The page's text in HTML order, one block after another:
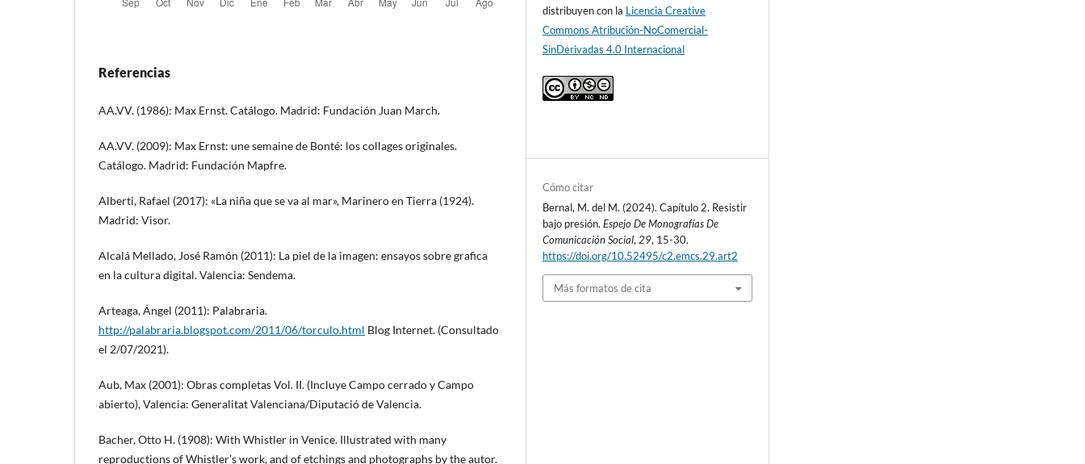
Referencias
AA.VV. (1986): Max Ernst. Catálogo. Madrid: Fundación Juan March.
AA.VV. (2009): Max Ernst: une semaine de Bonté: los collages originales.
Catálogo. Madrid: Fundación Mapfre.
Alberti, Rafael (2017): «La niña que se va al mar», Marinero en Tierra (1924).
Madrid: Visor.
Alcalá Mellado, José Ramón (2011): La piel de la imagen: ensayos sobre grafica
en la cultura digital. Valencia: Sendema.
Arteaga, Ángel (2011): Palabraria.
http://palabraria.blogspot.com/2011/06/torculo.html Blog Internet. (Consultado
el 2/07/2021).
Aub, Max (2001): Obras completas Vol. II. (Incluye Campo cerrado y Campo
abierto), Valencia: Generalitat Valenciana/Diputació de Valencia.
Bacher, Otto H. (1908): With Whistler in Venice. Illustrated with many
reproductions of Whistler’s work, and of etchings and photographs by the autor.
distribuyen con la Licencia Creative
Commons Atribución-NoComercial-
SinDerivadas 4.0 Internacional
Cómo citar
Bernal, M. del M. (2024). Capítulo 2. Resistir
bajo presión.Espejo De Monografías De
Comunicación Social, 29, 15-30.
https://doi.org/10.52495/c2.emcs.29.art2
Más formatos de cita